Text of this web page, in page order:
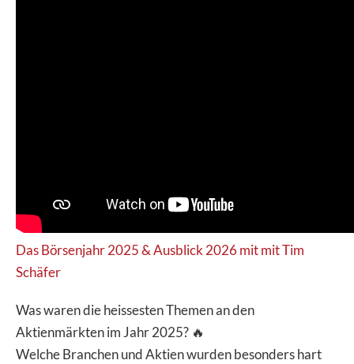
Das Börsenjahr 2025 & Ausblick 2026 mit mit Tim
Schäfer
Was waren die heissesten Themen an den
Aktienmärkten im Jahr 2025? 🔥
Welche Branchen und Aktien wurden besonders hart